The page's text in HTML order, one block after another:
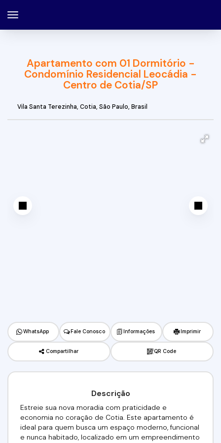
Apartamento com 01 Dormitório -
Condomínio Residencial Leocádia -
Centro de Cotia/SP
Vila Santa Terezinha, Cotia, São Paulo, Brasil
WhatsApp Fale Conosco Informações Imprimir
Compartilhar QR Code
Descrição
Estreie sua nova moradia com praticidade e
economia no coração de Cotia. Este apartamento é
ideal para quem busca um espaço moderno, funcional
e nunca habitado, localizado em um empreendimento